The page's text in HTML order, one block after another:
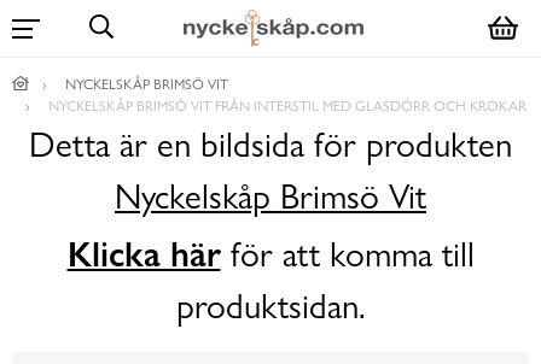
NYCKELSKÅP BRIMSÖ VIT
NYCKELSKÅP BRIMSÖ VIT FRÅN INTERSTIL MED GLASDÖRR OCH KROKAR
Detta är en bildsida för produkten
Nyckelskåp Brimsö Vit
Klicka härför att komma till
produktsidan.